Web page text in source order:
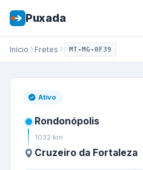
Puxada
Início Fretes MT-MG-0F39
Frete de
Ativo
Rondonópolis
1032 km
Cruzeiro da Fortaleza